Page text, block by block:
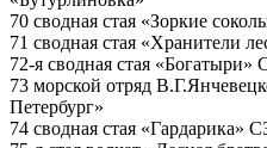
70 сводная стая «Зоркие
71 сводная стая «Хранители
72-я сводная стая «Богатыри»
73 морской отряд
Петербург»
74 сводная стая «Гардарика»